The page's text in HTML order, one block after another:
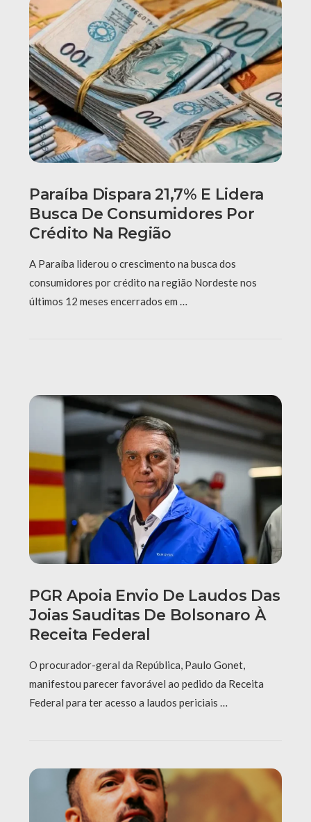
Paraíba Dispara 21,7% E Lidera
Busca De Consumidores Por
Crédito Na Região
A Paraíba liderou o crescimento na busca dos
consumidores por crédito na região Nordeste nos
últimos 12 meses encerrados em …
PGR Apoia Envio De Laudos Das
Joias Sauditas De Bolsonaro À
Receita Federal
O procurador-geral da República, Paulo Gonet,
manifestou parecer favorável ao pedido da Receita
Federal para ter acesso a laudos periciais …